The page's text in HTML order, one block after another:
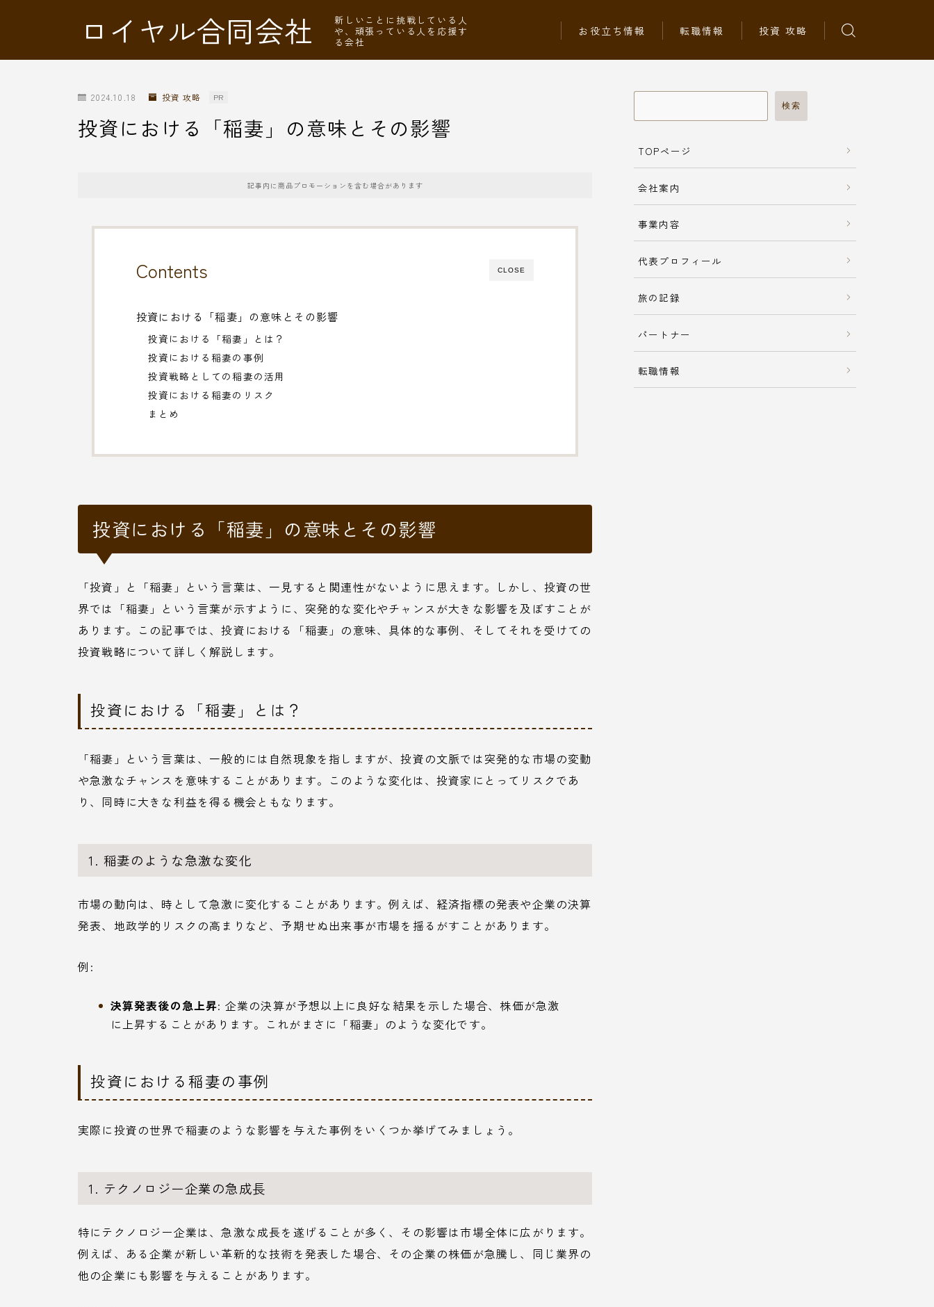
ロイヤル合同会社
新しいことに挑戦している人
や、頑張っている人を応援す
る会社
お役立ち情報 転職情報 投資 攻略
2024.10.18 投資 攻略 PR
投資における「稲妻」の意味とその影響
記事内に商品プロモーションを含む場合があります
CLOSE
Contents
投資における「稲妻」の意味とその影響
投資における「稲妻」とは？
投資における稲妻の事例
投資戦略としての稲妻の活用
投資における稲妻のリスク
まとめ
投資における「稲妻」の意味とその影響
「投資」と「稲妻」という言葉は、一見すると関連性がないように思えます。しかし、投資の世
界では「稲妻」という言葉が示すように、突発的な変化やチャンスが大きな影響を及ぼすことが
あります。この記事では、投資における「稲妻」の意味、具体的な事例、そしてそれを受けての
投資戦略について詳しく解説します。
投資における「稲妻」とは？
「稲妻」という言葉は、一般的には自然現象を指しますが、投資の文脈では突発的な市場の変動
や急激なチャンスを意味することがあります。このような変化は、投資家にとってリスクであ
り、同時に大きな利益を得る機会ともなります。
1. 稲妻のような急激な変化
市場の動向は、時として急激に変化することがあります。例えば、経済指標の発表や企業の決算
発表、地政学的リスクの高まりなど、予期せぬ出来事が市場を揺るがすことがあります。
例:
決算発表後の急上昇: 企業の決算が予想以上に良好な結果を示した場合、株価が急激
に上昇することがあります。これがまさに「稲妻」のような変化です。
投資における稲妻の事例
実際に投資の世界で稲妻のような影響を与えた事例をいくつか挙げてみましょう。
1. テクノロジー企業の急成長
特にテクノロジー企業は、急激な成長を遂げることが多く、その影響は市場全体に広がります。
例えば、ある企業が新しい革新的な技術を発表した場合、その企業の株価が急騰し、同じ業界の
他の企業にも影響を与えることがあります。
検索
TOPページ
会社案内
事業内容
代表プロフィール
旅の記録
パートナー
転職情報